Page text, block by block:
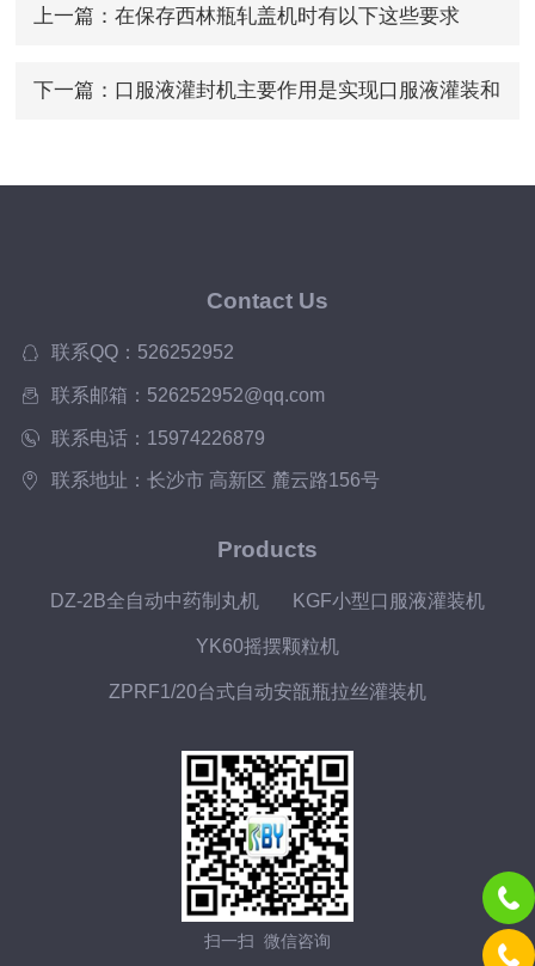
上一篇： 在保存西林瓶轧盖机时有以下这些要求
下一篇： 口服液灌封机主要作用是实现口服液灌装和
Contact Us
联系QQ：526252952
联系邮箱：526252952@qq.com
联系电话：15974226879
联系地址：长沙市 高新区 麓云路156号
Products
DZ-2B全自动中药制丸机 KGF小型口服液灌装机
YK60摇摆颗粒机
ZPRF1/20台式自动安瓿瓶拉丝灌装机
扫一扫 微信咨询